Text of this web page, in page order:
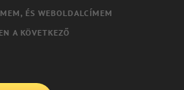
ÉS WEBOLDALCÍMEM
A KÖVETKEZŐ